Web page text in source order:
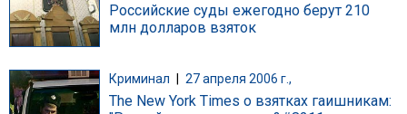
Российские суды ежегодно берут 210
млн долларов взяток
Криминал 27 апреля 2006 г.,
The New York Times о взятках гаишникам: